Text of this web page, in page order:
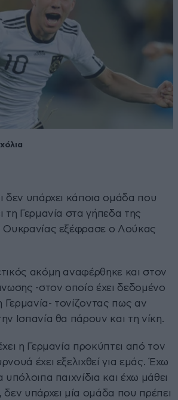
δεν υπάρχει κάποια ομάδα που
τη Γερμανία στα γήπεδα της
Ουκρανίας εξέφρασε ο Λούκας
ακόμη αναφέρθηκε και στον
-στον οποίο έχει δεδομένο
Γερμανία- τονίζοντας πως αν
Ισπανία θα πάρουν και τη νίκη.
η Γερμανία προκύπτει από τον
έχει εξελιχθεί για εμάς. Έχω
παιχνίδια και έχω μάθει
υπάρχει μία ομάδα που πρέπει